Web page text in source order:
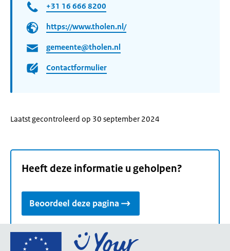
+31 16 666 8200
https://www.tholen.nl/
gemeente@tholen.nl
Contactformulier
Laatst gecontroleerd op 30 september 2024
Heeft deze informatie u geholpen?
Beoordeel deze pagina
Ga